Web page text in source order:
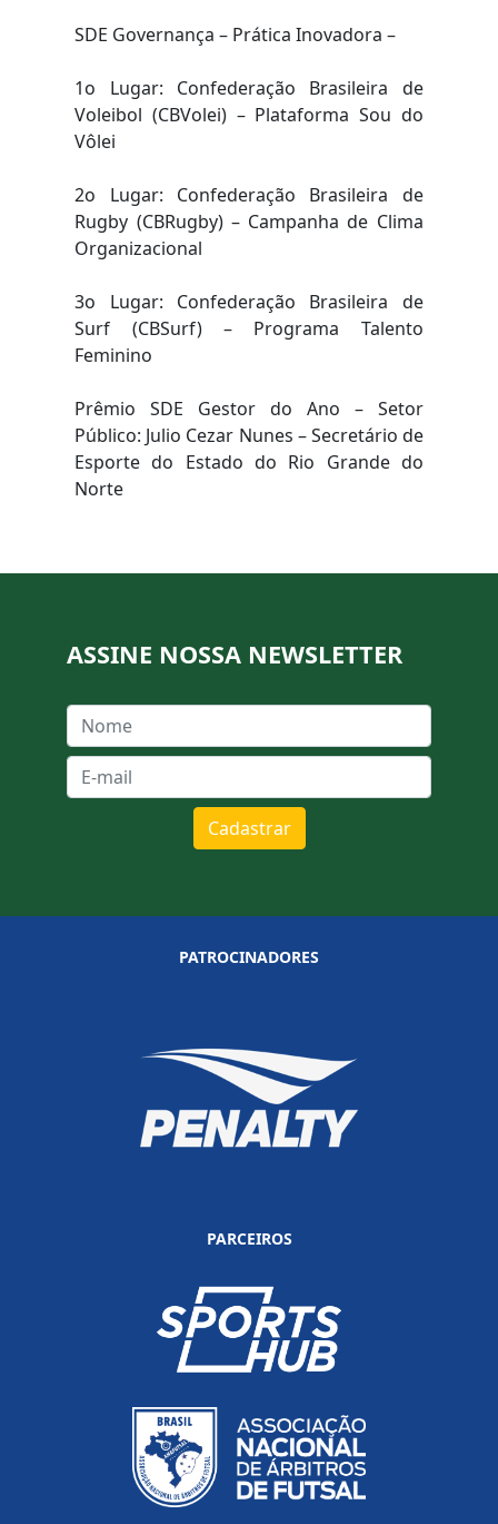
SDE Governança – Prática Inovadora –
1o Lugar: Confederação Brasileira de
Voleibol (CBVolei) – Plataforma Sou do
Vôlei
2o Lugar: Confederação Brasileira de
Rugby (CBRugby) – Campanha de Clima
Organizacional
3o Lugar: Confederação Brasileira de
Surf (CBSurf) – Programa Talento
Feminino
Prêmio SDE Gestor do Ano – Setor
Público: Julio Cezar Nunes – Secretário de
Esporte do Estado do Rio Grande do
Norte
ASSINE NOSSA NEWSLETTER
Cadastrar
PATROCINADORES
PARCEIROS